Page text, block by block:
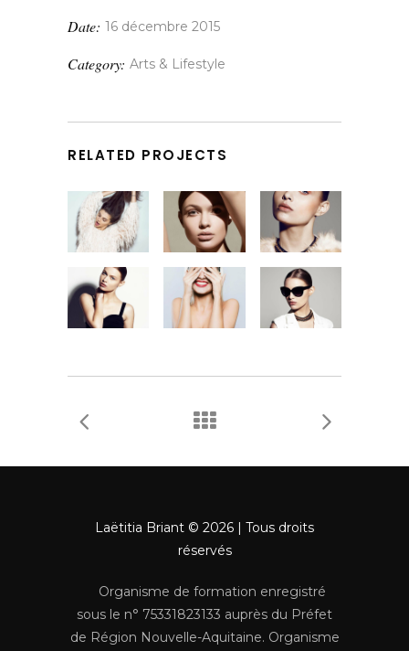
Date: 16 décembre 2015
Category: Arts & Lifestyle
RELATED PROJECTS
Laëtitia Briant © 2026 | Tous droits
réservés
Organisme de formation enregistré
sous le n° 75331823133 auprès du Préfet
de Région Nouvelle-Aquitaine. Organisme